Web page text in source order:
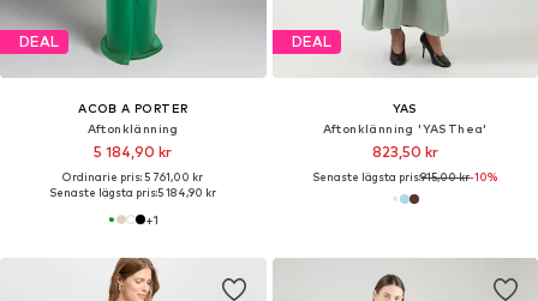
DEAL
ACOB A PORTER
Aftonklänning
5 184,90 kr
Ordinarie pris: 5 761,00 kr
Senaste lägsta pris:5 184,90 kr
+1
DEAL
YAS
Aftonklänning 'YASThea'
823,50 kr
Senaste lägsta pris:915,00 kr-10%